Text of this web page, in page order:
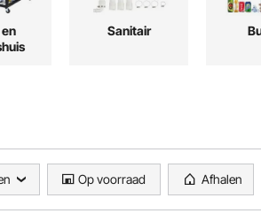
Sanitair
Op voorraad Afhalen